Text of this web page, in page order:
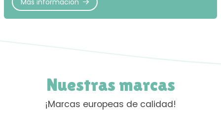
Nuestras marcas
¡Marcas europeas de calidad!